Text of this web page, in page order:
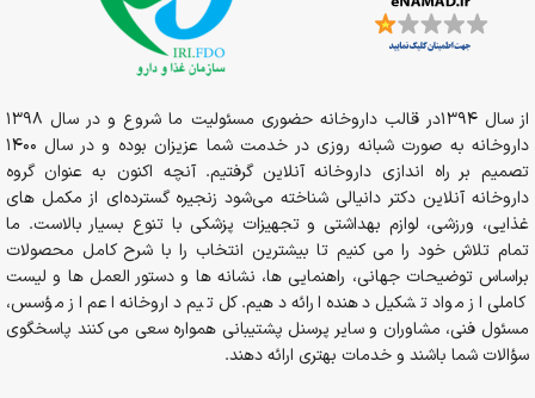
از سال 1394در قالب داروخانه حضوری مسئولیت ما شروع و در سال 1398
داروخانه به صورت شبانه روزی در خدمت شما عزیزان بوده و در سال 1400
تصمیم بر راه اندازی داروخانه آنلاین گرفتیم. آنچه اکنون به عنوان گروه
داروخانه آنلاین دکتر دانیالی شناخته می‌شود زنجیره گسترده‌ای از مکمل های
غذایی، ورزشی، لوازم بهداشتی و تجهیزات پزشکی با تنوع بسیار بالاست. ما
تمام تلاش خود را می کنیم تا بیشترین انتخاب را با شرح کامل محصولات
براساس توضیحات جهانی، راهنمایی ها، نشانه ها و دستور العمل ها و لیست
کاملی از مواد تشکیل دهنده ارائه دهیم. کل تیم داروخانه اعم از مؤسس،
مسئول فنی، مشاوران و سایر پرسنل پشتیبانی همواره سعی می کنند پاسخگوی
سؤالات شما باشند و خدمات بهتری ارائه دهند.